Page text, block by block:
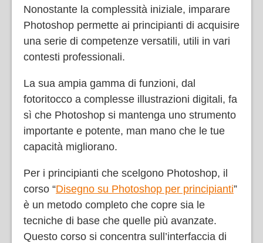
Nonostante la complessità iniziale, imparare
Photoshop permette ai principianti di acquisire
una serie di competenze versatili, utili in vari
contesti professionali.
La sua ampia gamma di funzioni, dal
fotoritocco a complesse illustrazioni digitali, fa
sì che Photoshop si mantenga uno strumento
importante e potente, man mano che le tue
capacità migliorano.
Per i principianti che scelgono Photoshop, il
corso “Disegno su Photoshop per principianti”
è un metodo completo che copre sia le
tecniche di base che quelle più avanzate.
Questo corso si concentra sull’interfaccia di